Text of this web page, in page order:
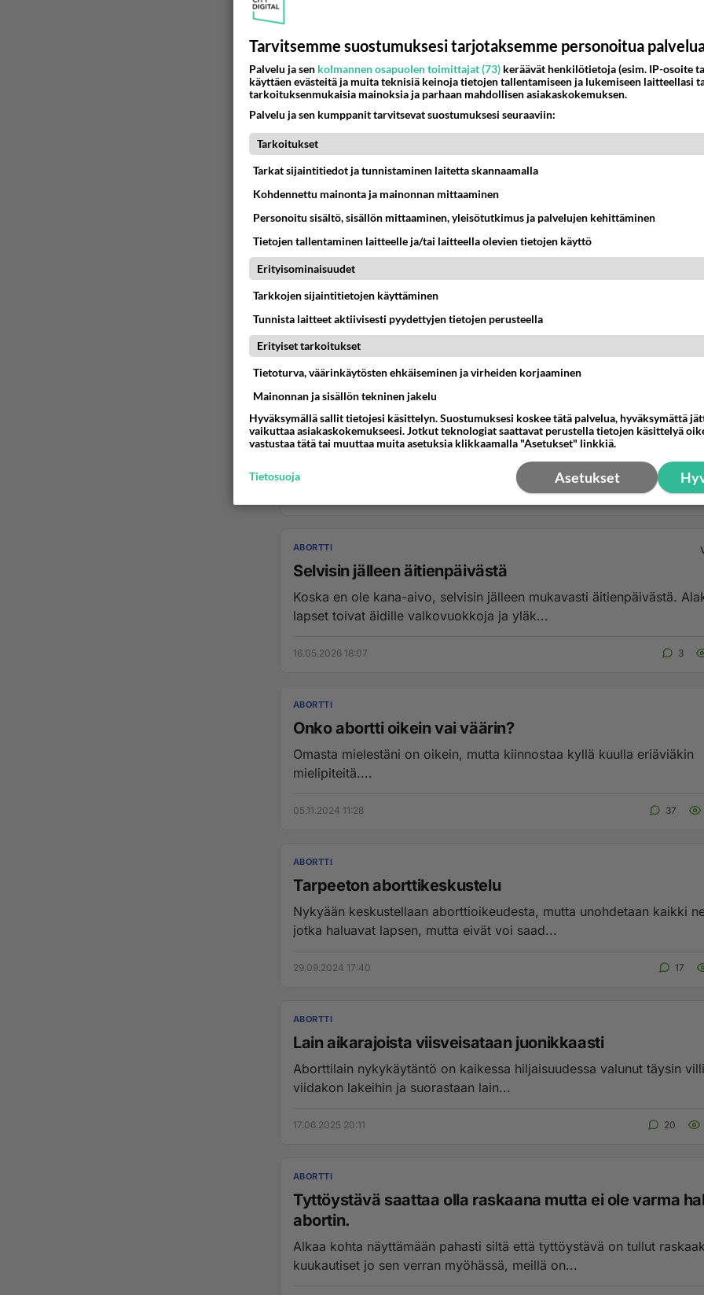
ABORTTI
Mikä on abortin tavoite?
Aborttiväen tavoitteena on mukavuusaborttien avulla tappaa aito
23.08.2021 17:25
ABORTTI
Selvisin jälleen äitienpäivästä
Koska en ole kana-aivo, selvisin jälleen mukavasti äitienpäivästä.
lapset toivat äidille valkovuokkoja ja yläk...
16.05.2026 18:07 3
ABORTTI
Onko abortti oikein vai väärin?
Omasta mielestäni on oikein, mutta kiinnostaa kyllä kuulla eriäviäkin
mielipiteitä....
05.11.2024 11:28 37
ABORTTI
Tarpeeton aborttikeskustelu
Nykyään keskustellaan aborttioikeudesta, mutta unohdetaan kaikki
jotka haluavat lapsen, mutta eivät voi saad...
29.09.2024 17:40 17
ABORTTI
Lain aikarajoista viisveisataan juonikkaasti
Aborttilain nykykäytäntö on kaikessa hiljaisuudessa valunut täysin
viidakon lakeihin ja suorastaan lain...
17.06.2025 20:11 20
ABORTTI
Tyttöystävä saattaa olla raskaana mutta ei ole varma
abortin.
Alkaa kohta näyttämään pahasti siltä että tyttöystävä on tullut
kuukautiset jo sen verran myöhässä, meillä on...
Tarvitsemme suostumuksesi tarjotaksemme personoitua
Palvelu ja sen kolmannen osapuolen toimittajat (73) keräävät henkilötietoja (esim. IP-osoite
käyttäen evästeitä ja muita teknisiä keinoja tietojen tallentamiseen ja lukemiseen laitteellasi
tarkoituksenmukaisia mainoksia ja parhaan mahdollisen asiakaskokemuksen.
Palvelu ja sen kumppanit tarvitsevat suostumuksesi seuraaviin:
Tarkoitukset
Tarkat sijaintitiedot ja tunnistaminen laitetta skannaamalla
Kohdennettu mainonta ja mainonnan mittaaminen
Personoitu sisältö, sisällön mittaaminen, yleisötutkimus ja palvelujen kehittäminen
Tietojen tallentaminen laitteelle ja/tai laitteella olevien tietojen käyttö
Erityisominaisuudet
Tarkkojen sijaintitietojen käyttäminen
Tunnista laitteet aktiivisesti pyydettyjen tietojen perusteella
Erityiset tarkoitukset
Tietoturva, väärinkäytösten ehkäiseminen ja virheiden korjaaminen
Mainonnan ja sisällön tekninen jakelu
Hyväksymällä sallit tietojesi käsittelyn. Suostumuksesi koskee tätä palvelua, hyväksymättä
vaikuttaa asiakaskokemukseesi. Jotkut teknologiat saattavat perustella tietojen käsittelyä
vastustaa tätä tai muuttaa muita asetuksia klikkaamalla "Asetukset" linkkiä.
Asetukset
Tietosuoja